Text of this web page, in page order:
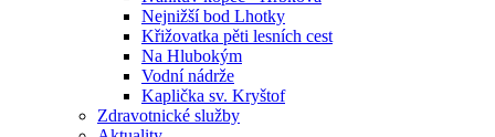
Nejnižší bod Lhotky
Křižovatka pěti lesních cest
Na Hlubokým
Vodní nádrže
Kaplička sv. Kryštof
Zdravotnické služby